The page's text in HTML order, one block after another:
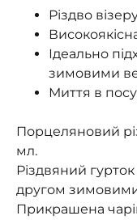
Різдво
Ідеально
зимовими
Миття в
Порцеляновий
мл.
Різдвяний
другом
Прикрашена